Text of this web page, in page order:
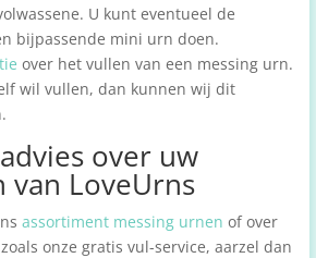
U kunt eventueel de
bijpassende mini urn doen.
over het vullen van een messing urn.
wil vullen, dan kunnen wij dit
over uw
van LoveUrns
assortiment messing urnen of over
onze gratis vul-service, aarzel dan